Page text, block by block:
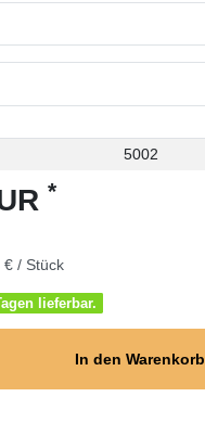
5002
*
€ / Stück
lieferbar.
In den Warenkorb